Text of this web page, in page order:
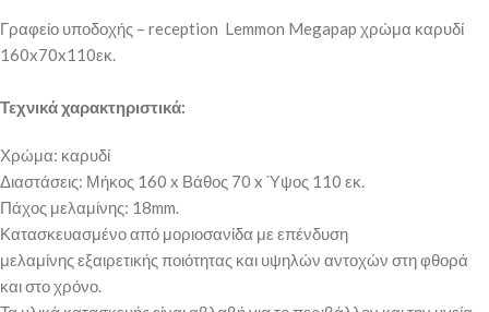
Γραφείο υποδοχής – reception Lemmon Megapap χρώμα καρυδί
160x70x110εκ.
Τεχνικά χαρακτηριστικά:
Χρώμα: καρυδί
Διαστάσεις: Μήκος 160 x Βάθος 70 x Ύψος 110 εκ.
Πάχος μελαμίνης: 18mm.
Κατασκευασμένο από μοριοσανίδα με επένδυση
μελαμίνης εξαιρετικής ποιότητας και υψηλών αντοχών στη φθορά
και στο χρόνο.